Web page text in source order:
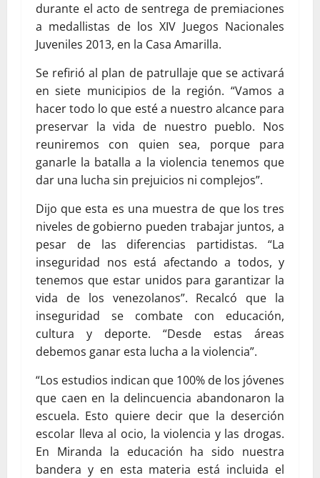
durante el acto de sentrega de premiaciones
a medallistas de los XIV Juegos Nacionales
Juveniles 2013, en la Casa Amarilla.
Se refirió al plan de patrullaje que se activará
en siete municipios de la región. “Vamos a
hacer todo lo que esté a nuestro alcance para
preservar la vida de nuestro pueblo. Nos
reuniremos con quien sea, porque para
ganarle la batalla a la violencia tenemos que
dar una lucha sin prejuicios ni complejos”.
Dijo que esta es una muestra de que los tres
niveles de gobierno pueden trabajar juntos, a
pesar de las diferencias partidistas. “La
inseguridad nos está afectando a todos, y
tenemos que estar unidos para garantizar la
vida de los venezolanos”. Recalcó que la
inseguridad se combate con educación,
cultura y deporte. “Desde estas áreas
debemos ganar esta lucha a la violencia”.
“Los estudios indican que 100% de los jóvenes
que caen en la delincuencia abandonaron la
escuela. Esto quiere decir que la deserción
escolar lleva al ocio, la violencia y las drogas.
En Miranda la educación ha sido nuestra
bandera y en esta materia está incluida el